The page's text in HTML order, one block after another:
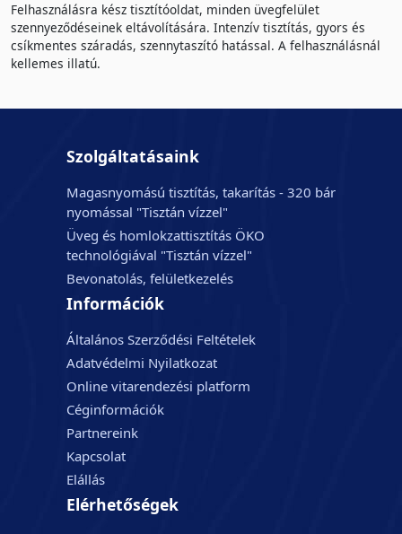
Felhasználásra kész tisztítóoldat, minden üvegfelület
szennyeződéseinek eltávolítására. Intenzív tisztítás, gyors és
csíkmentes száradás, szennytaszító hatással. A felhasználásnál
kellemes illatú.
Szolgáltatásaink
Magasnyomású tisztítás, takarítás - 320 bár
nyomással "Tisztán vízzel"
Üveg és homlokzattisztítás ÖKO
technológiával "Tisztán vízzel"
Bevonatolás, felületkezelés
Információk
Általános Szerződési Feltételek
Adatvédelmi Nyilatkozat
Online vitarendezési platform
Céginformációk
Partnereink
Kapcsolat
Elállás
Elérhetőségek